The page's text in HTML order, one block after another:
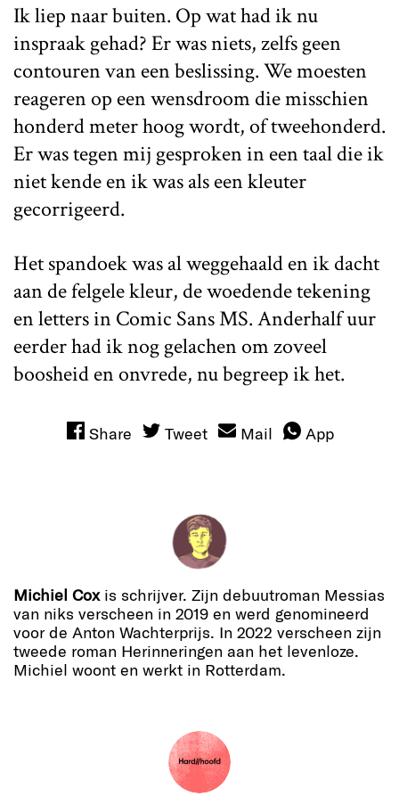
Ik liep naar buiten. Op wat had ik nu
inspraak gehad? Er was niets, zelfs geen
contouren van een beslissing. We moesten
reageren op een wensdroom die misschien
honderd meter hoog wordt, of tweehonderd.
Er was tegen mij gesproken in een taal die ik
niet kende en ik was als een kleuter
gecorrigeerd.
Het spandoek was al weggehaald en ik dacht
aan de felgele kleur, de woedende tekening
en letters in Comic Sans MS. Anderhalf uur
eerder had ik nog gelachen om zoveel
boosheid en onvrede, nu begreep ik het.
Share Tweet Mail App
Michiel Coxis schrijver. Zijn debuutroman Messias
van niks verscheen in 2019 en werd genomineerd
voor de Anton Wachterprijs. In 2022 verscheen zijn
tweede roman Herinneringen aan het levenloze.
Michiel woont en werkt in Rotterdam.